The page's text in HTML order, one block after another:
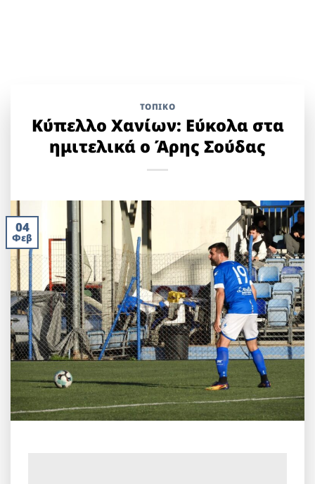
ΤΟΠΙΚΌ
Κύπελλο Χανίων: Εύκολα στα
ημιτελικά ο Άρης Σούδας
04
Φεβ